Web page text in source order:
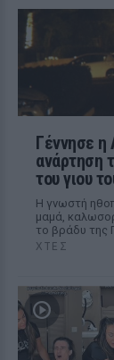
Γέννησε
ανάρτηση
του γιου
Η γνωστή
μαμά,
το βράδυ της
ΧΤΕΣ